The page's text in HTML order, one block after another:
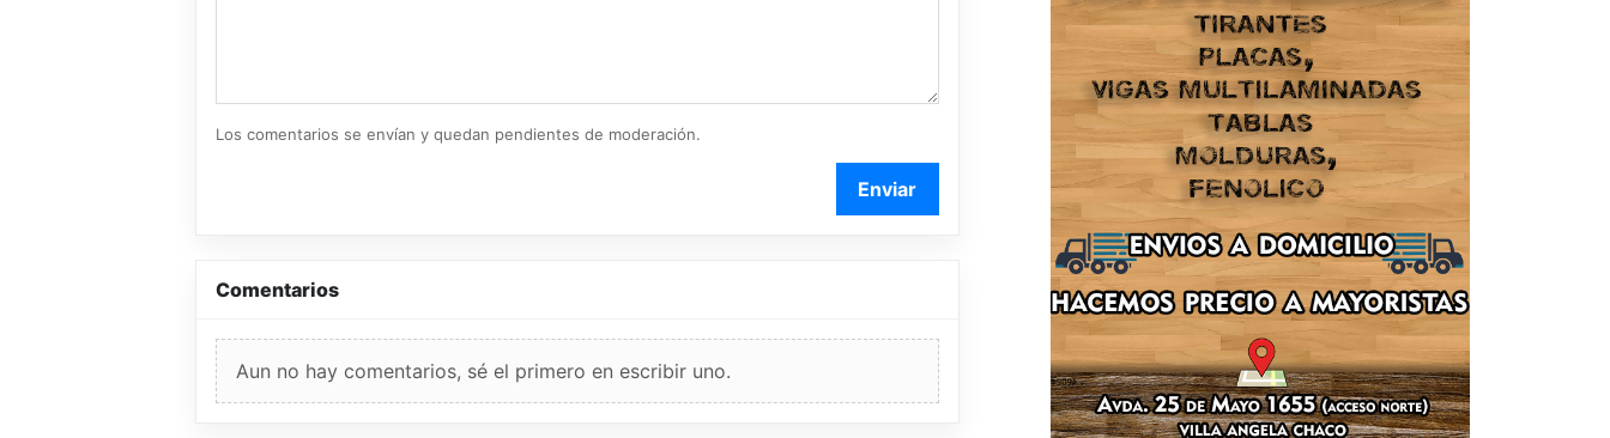
Los comentarios se envían y quedan pendientes de moderación.
Enviar
Comentarios
Aun no hay comentarios, sé el primero en escribir uno.